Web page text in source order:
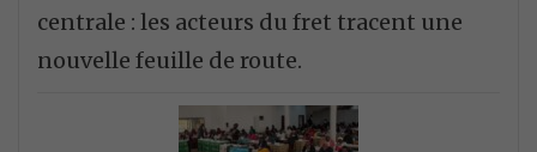
centrale : les acteurs du fret tracent une
nouvelle feuille de route.